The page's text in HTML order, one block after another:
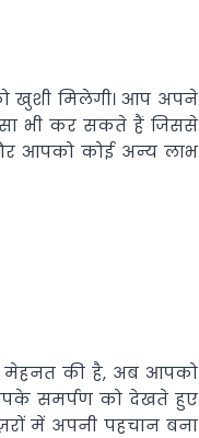
खुशी मिलेगी। आप अपने
भी कर सकते हैं जिससे
आपको कोई अन्‍य लाभ
मेहनत की है, अब आपको
समर्पण को देखते हुए
में अपनी पहचान बना